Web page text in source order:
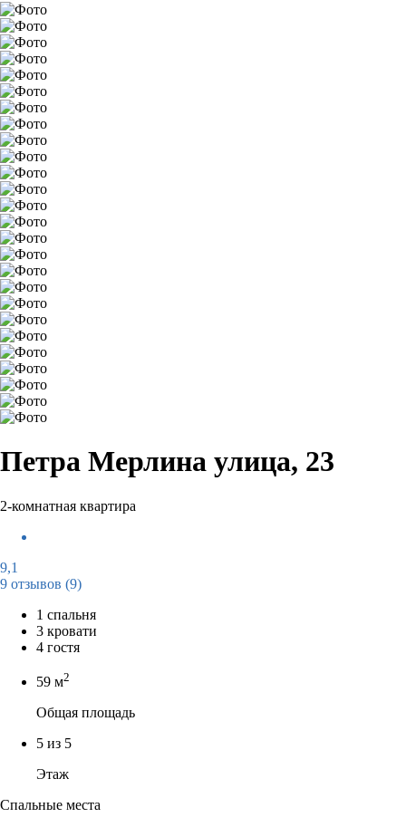
Петра Мерлина улица, 23
2-комнатная квартира
9,1
9 отзывов (9)
1 спальня
3 кровати
4 гостя
59 м2
Общая площадь
5 из 5
Этаж
Спальные места